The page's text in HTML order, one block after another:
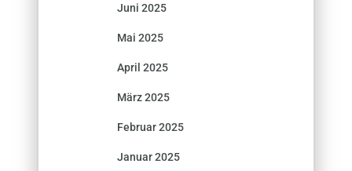
Juni 2025
Mai 2025
April 2025
März 2025
Februar 2025
Januar 2025